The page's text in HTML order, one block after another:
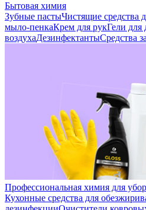
Бытовая химия
Зубные пастыЧистящие средства
мыло-пенкаКрем для рукГели для
воздухаДезинфектантыСредства
Профессиональная химия для
Кухонные средства для